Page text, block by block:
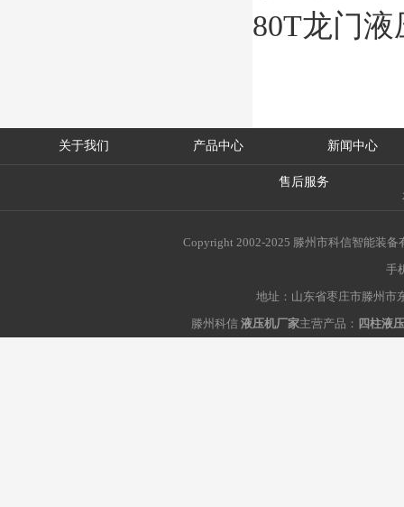
80T龙门液
关于我们 产品中心 新闻中心
售后服务
Copyright 2002-2025 滕州市科信智能装
手
地址：山东省枣庄市滕州市
滕州科信 液压机厂家主营产品： 四柱液